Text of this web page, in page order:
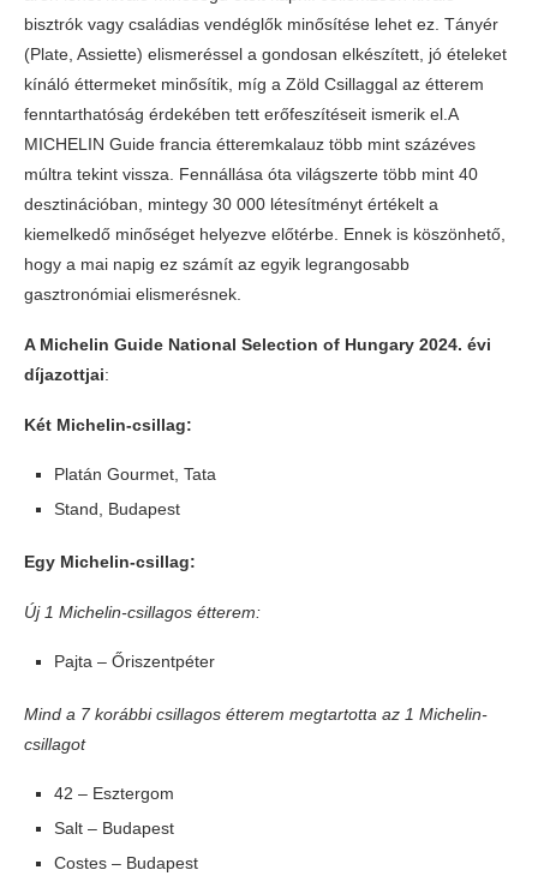
bisztrók vagy családias vendéglők minősítése lehet ez. Tányér
(Plate, Assiette) elismeréssel a gondosan elkészített, jó ételeket
kínáló éttermeket minősítik, míg a Zöld Csillaggal az étterem
fenntarthatóság érdekében tett erőfeszítéseit ismerik el.A
MICHELIN Guide francia étteremkalauz több mint százéves
múltra tekint vissza. Fennállása óta világszerte több mint 40
desztinációban, mintegy 30 000 létesítményt értékelt a
kiemelkedő minőséget helyezve előtérbe. Ennek is köszönhető,
hogy a mai napig ez számít az egyik legrangosabb
gasztronómiai elismerésnek.
A Michelin Guide National Selection of Hungary 2024. évi
díjazottjai:
Két Michelin-csillag:
Platán Gourmet, Tata
Stand, Budapest
Egy Michelin-csillag:
Új 1 Michelin-csillagos étterem:
Pajta – Őriszentpéter
Mind a 7 korábbi csillagos étterem megtartotta az 1 Michelin-
csillagot
42 – Esztergom
Salt – Budapest
Costes – Budapest